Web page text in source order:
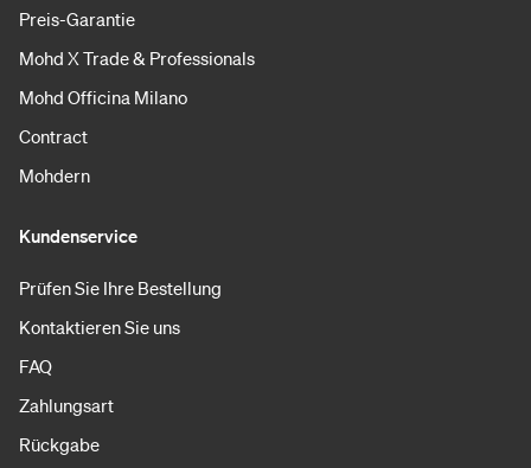
Preis-Garantie
Mohd X Trade & Professionals
Mohd Officina Milano
Contract
Mohdern
Kundenservice
Prüfen Sie Ihre Bestellung
Kontaktieren Sie uns
FAQ
Zahlungsart
Rückgabe